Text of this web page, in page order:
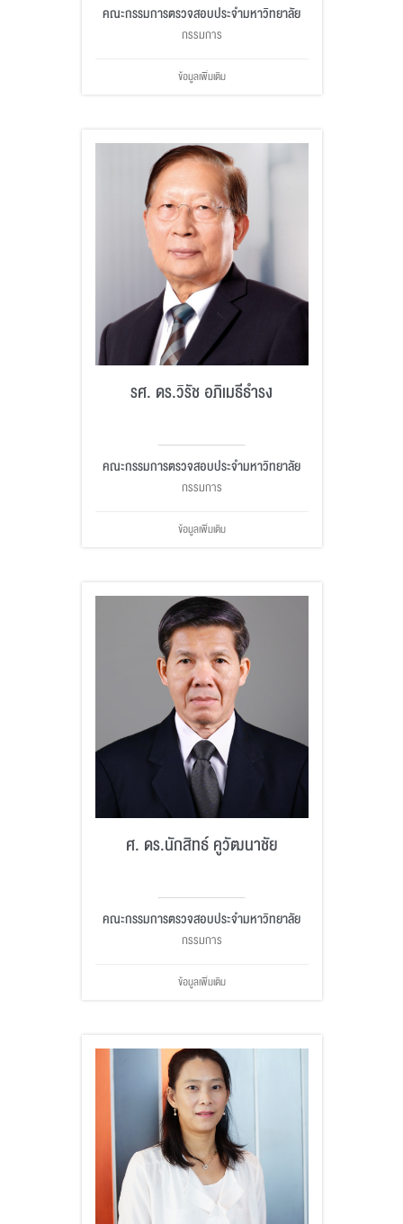
คณะกรรมการตรวจสอบประจำมหาวิทยาลัย
กรรมการ
ข้อมูลเพิ่มเติม
รศ. ดร.วิรัช อภิเมธีธำรง
คณะกรรมการตรวจสอบประจำมหาวิทยาลัย
กรรมการ
ข้อมูลเพิ่มเติม
ศ. ดร.นักสิทธ์ คูวัฒนาชัย
คณะกรรมการตรวจสอบประจำมหาวิทยาลัย
กรรมการ
ข้อมูลเพิ่มเติม